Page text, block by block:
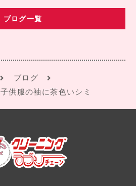
ブログ一覧
ブログ
子供服の袖に茶色いシミ